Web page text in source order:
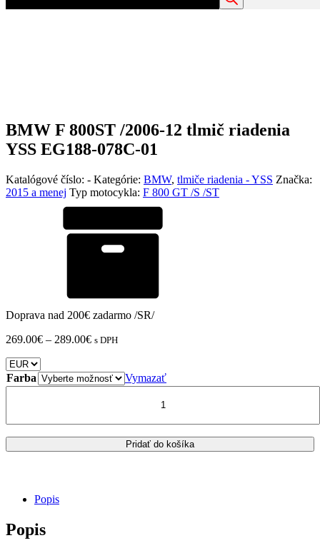
BMW F 800ST /2006-12 tlmič riadenia
YSS EG188-078C-01
Katalógové číslo: - Kategórie: BMW, tlmiče riadenia - YSS Značka:
2015 a menej Typ motocykla: F 800 GT /S /ST
Doprava nad 200€ zadarmo /SR/
269.00€ – 289.00€Price
through
289.00€
s DPH
Farba
Vymazať
/2006-
12
EG188-
01
Pridať do košíka
Popis
Popis